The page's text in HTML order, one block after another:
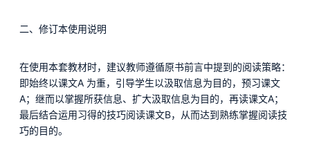
二、修订本使用说明
在使用本套教材时，建议教师遵循原书前言中提到的阅读策略：
即始终以课文A 为重，引导学生以汲取信息为目的，预习课文
A；继而以掌握所获信息、扩大汲取信息为目的，再读课文A；
最后结合运用习得的技巧阅读课文B，从而达到熟练掌握阅读技
巧的目的。